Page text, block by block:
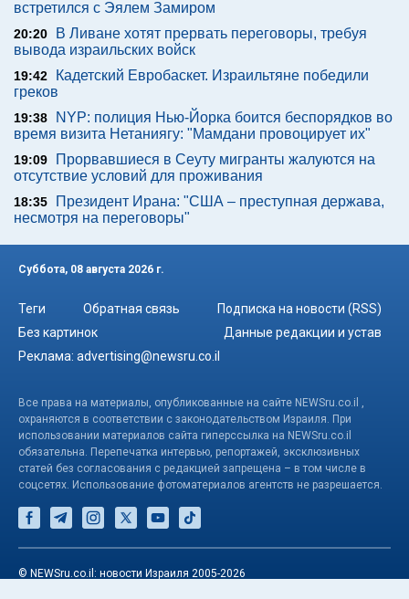
встретился с Эялем Замиром
20:20
В Ливане хотят прервать переговоры, требуя
вывода израильских войск
19:42
Кадетский Евробаскет. Израильтяне победили
греков
19:38
NYP: полиция Нью-Йорка боится беспорядков во
время визита Нетаниягу: "Мамдани провоцирует их"
19:09
Прорвавшиеся в Сеуту мигранты жалуются на
отсутствие условий для проживания
18:35
Президент Ирана: "США – преступная держава,
несмотря на переговоры"
Суббота, 08 августа 2026 г.
Теги Обратная связь
Подписка на новости (RSS)
Без картинок
Данные редакции и устав
Реклама: advertising@newsru.co.il
Все права на материалы, опубликованные на сайте NEWSru.co.il ,
охраняются в соответствии с законодательством Израиля. При
использовании материалов сайта гиперссылка на NEWSru.co.il
обязательна. Перепечатка интервью, репортажей, эксклюзивных
статей без согласования с редакцией запрещена – в том числе в
соцсетях. Использование фотоматериалов агентств не разрешается.
© NEWSru.co.il: новости Израиля 2005-2026